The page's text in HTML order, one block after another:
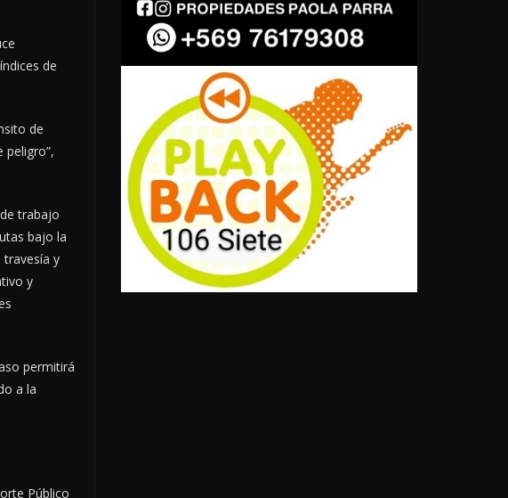
de
de
peligro”,
trabajo
bajo la
travesía y
y
permitirá
a la
Público